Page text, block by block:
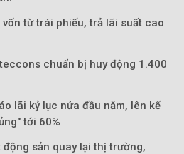
vốn từ trái phiếu, trả lãi suất cao
chuẩn bị huy động 1.400
lãi kỷ lục nửa đầu năm, lên kế
tới 60%
sản quay lại thị trường,